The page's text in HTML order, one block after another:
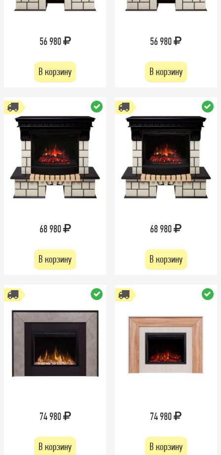
56 980
В корзину
56 980
В корзину
68 980
В корзину
68 980
В корзину
74 980
В корзину
74 980
В корзину